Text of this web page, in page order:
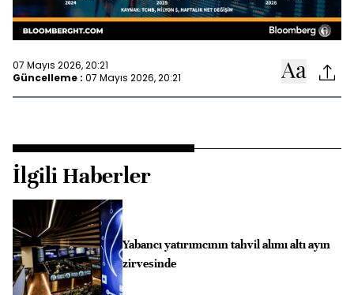
07 Mayıs 2026, 20:21
Güncelleme : 07 Mayıs 2026, 20:21
İlgili Haberler
Yabancı yatırımcının tahvil alımı altı ayın
zirvesinde